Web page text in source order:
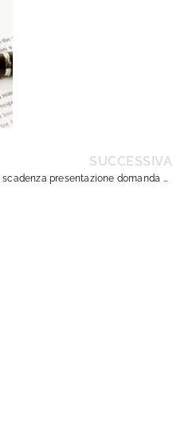
SUCCESSIVA
Dirigenti del 1° ciclo: scadenza presentazione domanda presidenza commissioni esame di Stato del 2° ciclo.